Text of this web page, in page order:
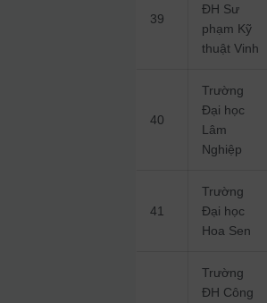
39
ĐH Sư
phạm Kỹ
thuật Vinh
40
Trường
Đại học
Lâm
Nghiệp
41
Trường
Đại học
Hoa Sen
Trường
ĐH Công